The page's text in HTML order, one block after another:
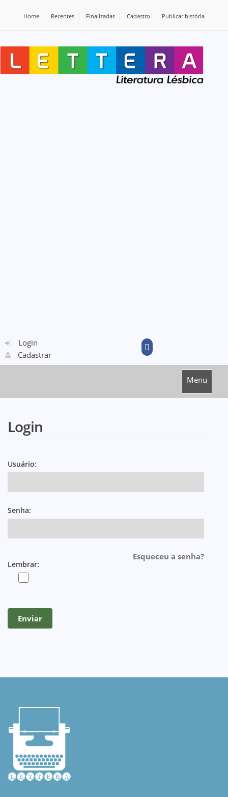
Home Recentes Finalizadas Cadastro Publicar história
Login
Cadastrar
Menu
Login
Usuário:
Senha:
Lembrar:
Esqueceu a senha?